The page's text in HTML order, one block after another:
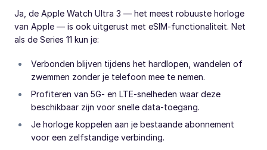
Ja, de Apple Watch Ultra 3 — het meest robuuste horloge
van Apple — is ook uitgerust met eSIM-functionaliteit. Net
als de Series 11 kun je:
Verbonden blijven tijdens het hardlopen, wandelen of
zwemmen zonder je telefoon mee te nemen.
Profiteren van 5G- en LTE-snelheden waar deze
beschikbaar zijn voor snelle data-toegang.
Je horloge koppelen aan je bestaande abonnement
voor een zelfstandige verbinding.